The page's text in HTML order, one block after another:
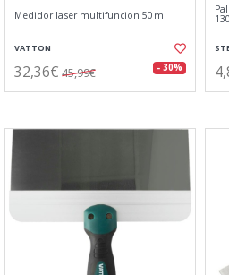
Medidor laser multifuncion 50m
VATTON
32,36€ 45,99€ - 30%